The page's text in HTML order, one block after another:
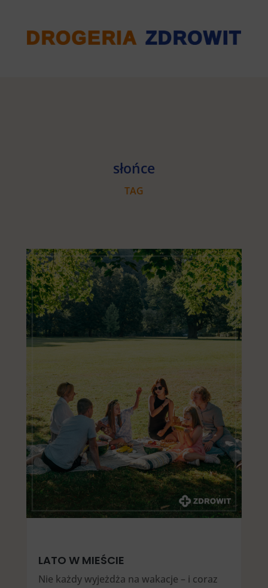
słońce
TAG
LATO W MIEŚCIE
Nie każdy wyjeżdża na wakacje – i coraz